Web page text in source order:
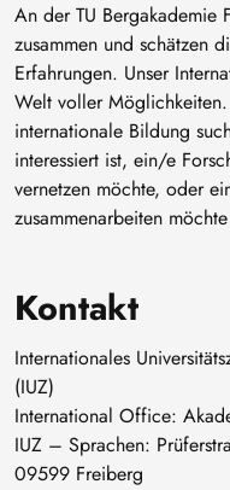
An der TU Bergakademie
zusammen und schätzen
Erfahrungen. Unser
Welt voller
internationale Bildung
interessiert ist, ein/e
vernetzen möchte, oder
zusammenarbeiten
Kontakt
Internationales
(IUZ)
International Office:
IUZ – Sprachen:
09599 Freiberg